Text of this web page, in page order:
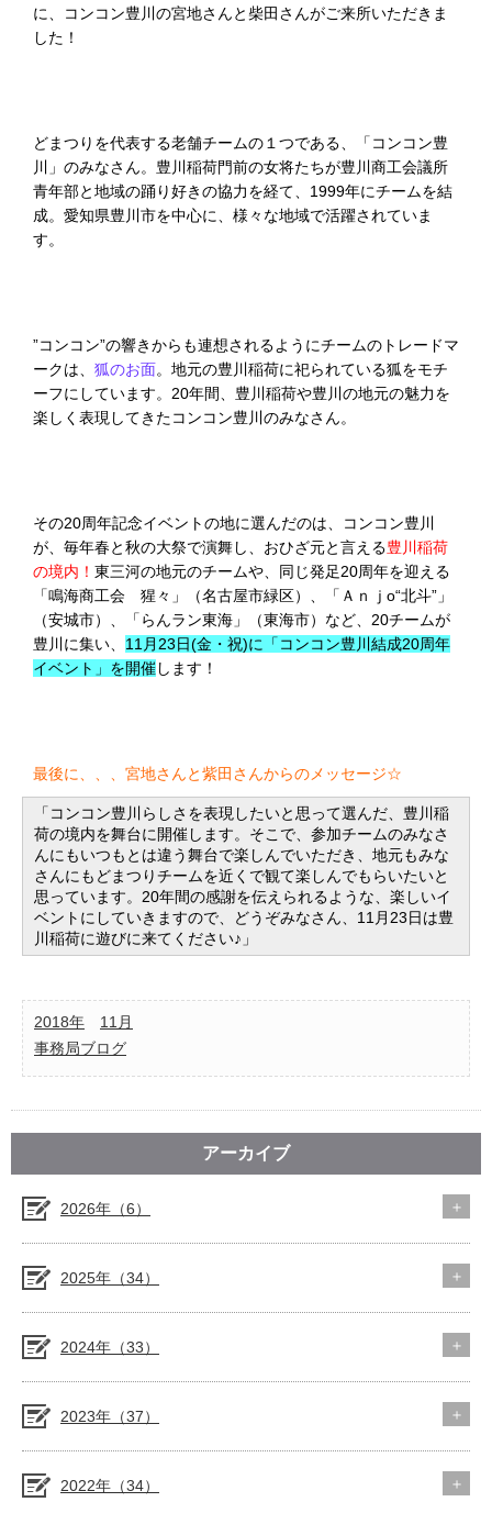
に、コンコン豊川の宮地さんと柴田さんがご来所いただきま
した！
どまつりを代表する老舗チームの１つである、「コンコン豊
川」のみなさん。豊川稲荷門前の女将たちが豊川商工会議所
青年部と地域の踊り好きの協力を経て、1999年にチームを結
成。愛知県豊川市を中心に、様々な地域で活躍されていま
す。
”コンコン”の響きからも連想されるようにチームのトレードマ
ークは、 狐のお面。地元の豊川稲荷に祀られている狐をモチ
ーフにしています。20年間、豊川稲荷や豊川の地元の魅力を
楽しく表現してきたコンコン豊川のみなさん。
その20周年記念イベントの地に選んだのは、コンコン豊川
が、毎年春と秋の大祭で演舞し、おひざ元と言える豊川稲荷
の境内！ 東三河の地元のチームや、同じ発足20周年を迎える
「鳴海商工会 猩々」（名古屋市緑区）、「Ａｎｊо“北斗”」
（安城市）、「らんラン東海」（東海市）など、20チームが
豊川に集い、 11月23日(金・祝)に「コンコン豊川結成20周年
イベント」を開催します！
最後に、、、宮地さんと紫田さんからのメッセージ☆
「コンコン豊川らしさを表現したいと思って選んだ、豊川稲
荷の境内を舞台に開催します。そこで、参加チームのみなさ
んにもいつもとは違う舞台で楽しんでいただき、地元もみな
さんにもどまつりチームを近くで観て楽しんでもらいたいと
思っています。20年間の感謝を伝えられるような、楽しいイ
ベントにしていきますので、どうぞみなさん、11月23日は豊
川稲荷に遊びに来てください♪」
2018年
11月
事務局ブログ
アーカイブ
2026年（6）
2025年（34）
2024年（33）
2023年（37）
2022年（34）